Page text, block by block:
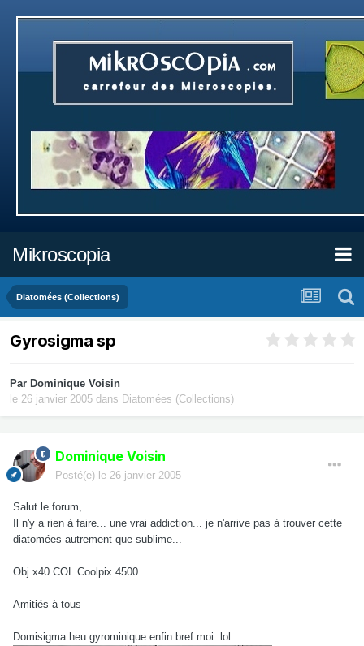
Mikroscopia
Diatomées (Collections)
Gyrosigma sp
Par Dominique Voisin
le 26 janvier 2005 dans Diatomées (Collections)
Dominique Voisin
Posté(e) le 26 janvier 2005
Salut le forum,
Il n'y a rien à faire... une vrai addiction... je n'arrive pas à trouver cette
diatomées autrement que sublime...
Obj x40 COL Coolpix 4500
Amitiés à tous
Domisigma heu gyrominique enfin bref moi :lol: